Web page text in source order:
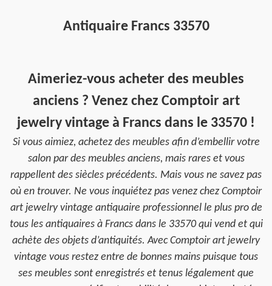
Antiquaire Francs 33570
Aimeriez-vous acheter des meubles
anciens ? Venez chez Comptoir art
jewelry vintage à Francs dans le 33570 !
Si vous aimiez, achetez des meubles afin d’embellir votre
salon par des meubles anciens, mais rares et vous
rappellent des siècles précédents. Mais vous ne savez pas
où en trouver. Ne vous inquiétez pas venez chez Comptoir
art jewelry vintage antiquaire professionnel le plus pro de
tous les antiquaires à Francs dans le 33570 qui vend et qui
achète des objets d’antiquités. Avec Comptoir art jewelry
vintage vous restez entre de bonnes mains puisque tous
ses meubles sont enregistrés et tenus légalement que